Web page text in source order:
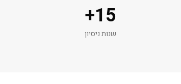
15
+
שנות ניסיון